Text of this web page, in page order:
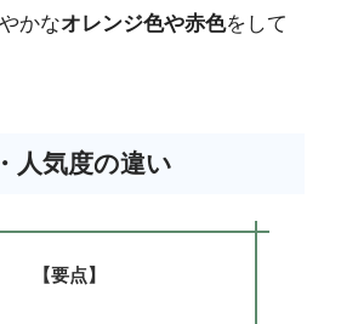
かなオレンジ色や赤色をして
人気度の違い
【要点】